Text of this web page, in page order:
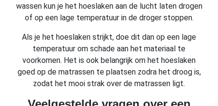
wassen kun je het hoeslaken aan de lucht laten drogen
of op een lage temperatuur in de droger stoppen.
Als je het hoeslaken strijkt, doe dit dan op een lage
temperatuur om schade aan het materiaal te
voorkomen. Het is ook belangrijk om het hoeslaken
goed op de matrassen te plaatsen zodra het droog is,
zodat het mooi strak over de matrassen ligt.